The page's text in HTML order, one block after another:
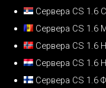
Сервера CS 1.6
Сервера CS 1.6
Сервера CS 1.6
Сервера CS 1.6
Сервера CS 1.6